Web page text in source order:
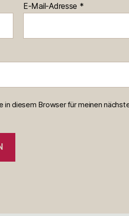
E-Mail-Adresse *
in diesem Browser für meinen